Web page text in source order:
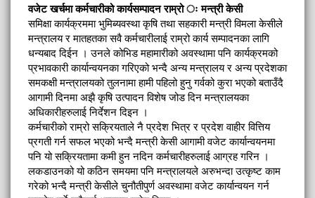
वजेट खर्चमा कर्मचारीको कार्यसम्पादन राम्रो ः मन्त्री केसी
समिक्षा कार्यक्रममा भुमिब्यवस्था कृषि तथा सहकारी मन्त्री विमला केसीले
मन्त्रालय र मातहतका सवै कर्मचारीलाई राम्रो कार्य सम्पादनका लागि
धन्यबाद दिईन । उनले कोभिड महामारीको अवस्थामा पनि कार्यक्रमको
प्रभावकारी कार्यान्वयनका गरिएको भन्दै अन्य मन्त्रालय र अन्य प्रदेशका
समकक्षी मन्त्रालयको तुलनामा हामी पहिलो हुनु गर्वको कुरा भएको बताउँदै
आगामी दिनमा अझै कृषि उत्पादन विशेष जोड दिन मन्त्रालयका
अधिकारीहरुलाई निर्देशन दिइन ।
कर्मचारीको राम्रो सक्रियताले नै प्रदेश भित्र र प्रदेश वाहीर वित्तिय
प्रगती गर्न सफल भएको भन्दै मन्त्री केसी आगामी वजेट कार्यान्वयनमा
पनि यो सक्रियतामा कमी हुन नदिन कर्मचारीहरुलाई आग्रह गरिन ।
लकडाउनको यो कठिन समयमा पनि मन्त्रालयले अरुभन्दा उत्कृष्ट काम
गरेको भन्दै मन्त्री केसीले चुनौतीपुर्ण अवस्थामा वजेट कार्यान्वयन गर्न